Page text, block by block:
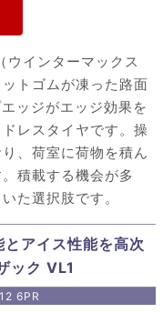
インターマックス
トゴムが凍った路面
ッジがエッジ効果を
レスタイヤです。操
、荷室に荷物を積ん
積載する機会が多
た選択肢です。
アイス性能を高次
ック VL1
6PR